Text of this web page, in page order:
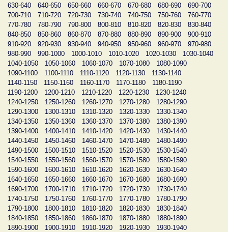
630-640
640-650 650-660 660-670 670-680 680-690
690-700
700-710
710-720 720-730 730-740 740-750 750-760
760-770
770-780
780-790 790-800 800-810 810-820 820-830
830-840
840-850
850-860 860-870 870-880 880-890 890-900
900-910
910-920
920-930 930-940 940-950 950-960 960-970
970-980
980-990
990-1000 1000-1010 1010-1020 1020-1030
1030-1040
1040-1050
1050-1060 1060-1070 1070-1080
1080-1090
1090-1100
1100-1110 1110-1120 1120-1130
1130-1140
1140-1150
1150-1160 1160-1170 1170-1180
1180-1190
1190-1200
1200-1210 1210-1220 1220-1230
1230-1240
1240-1250
1250-1260 1260-1270 1270-1280
1280-1290
1290-1300
1300-1310 1310-1320 1320-1330
1330-1340
1340-1350
1350-1360 1360-1370 1370-1380
1380-1390
1390-1400
1400-1410 1410-1420 1420-1430
1430-1440
1440-1450
1450-1460 1460-1470 1470-1480
1480-1490
1490-1500
1500-1510 1510-1520 1520-1530
1530-1540
1540-1550
1550-1560 1560-1570 1570-1580
1580-1590
1590-1600
1600-1610 1610-1620 1620-1630
1630-1640
1640-1650
1650-1660 1660-1670 1670-1680
1680-1690
1690-1700
1700-1710 1710-1720 1720-1730
1730-1740
1740-1750
1750-1760 1760-1770 1770-1780
1780-1790
1790-1800
1800-1810 1810-1820 1820-1830
1830-1840
1840-1850
1850-1860 1860-1870 1870-1880
1880-1890
1890-1900
1900-1910 1910-1920 1920-1930
1930-1940